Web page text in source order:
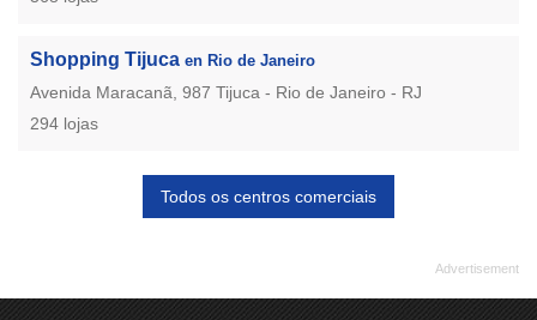
Shopping Tijuca en Rio de Janeiro
Avenida Maracanã, 987 Tijuca - Rio de Janeiro - RJ
294 lojas
Todos os centros comerciais